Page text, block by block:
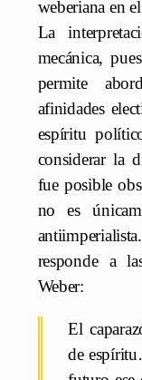
weberiana en
La
mecánica,
permite
afinidades
espíritu
considerar la
fue posible
no es
responde a
Weber:
El
de